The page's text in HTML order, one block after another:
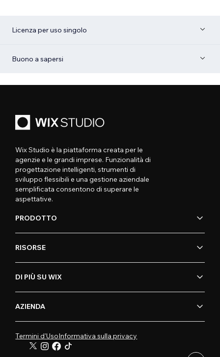
Licenza per uso singolo
Buono a sapersi
Wix Studio è la piattaforma creata per le
agenzie e le grandi imprese. Funzionalità di
progettazione intelligenti, strumenti di
sviluppo flessibili e una gestione aziendale
semplificata consentono di superare le
aspettative.
PRODOTTO
RISORSE
DI PIÙ SU WIX
AZIENDA
Termini d'UsoInformativa sulla privacy